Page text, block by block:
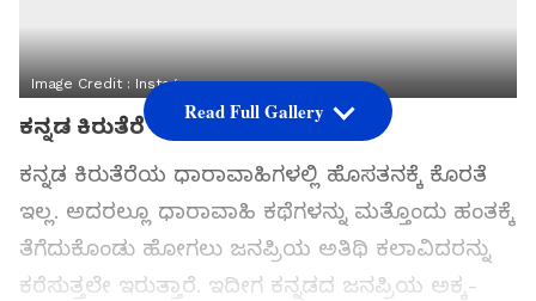
Image Credit : Instagram
ಕನ್ನಡ ಕಿರುತೆರೆ
ಕನ್ನಡ ಕಿರುತೆರೆಯ ಧಾರಾವಾಹಿಗಳಲ್ಲಿ ಹೊಸತನಕ್ಕೆ ಕೊರತೆ
ಇಲ್ಲ. ಅದರಲ್ಲೂ ಧಾರಾವಾಹಿ ಕಥೆಗಳನ್ನು ಮತ್ತೊಂದು ಹಂತಕ್ಕೆ
ತೆಗೆದುಕೊಂಡು ಹೋಗಲು ಜನಪ್ರಿಯ ಅತಿಥಿ ಕಲಾವಿದರನ್ನು
ಕರೆಸುತ್ತಲೇ ಇರುತ್ತಾರೆ. ಇದೀಗ ಕನ್ನಡದ ಜನಪ್ರಿಯ ಅಕ್ಕ-
Read Full Gallery